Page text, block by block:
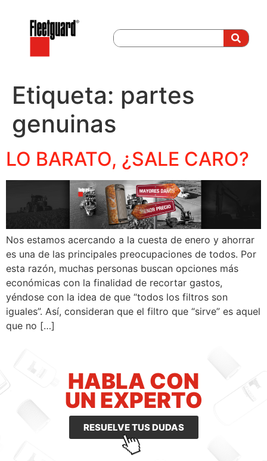
Etiqueta: partes
genuinas
LO BARATO, ¿SALE CARO?
Nos estamos acercando a la cuesta de enero y ahorrar
es una de las principales preocupaciones de todos. Por
esta razón, muchas personas buscan opciones más
económicas con la finalidad de recortar gastos,
yéndose con la idea de que “todos los filtros son
iguales”. Así, consideran que el filtro que “sirve” es aquel
que no […]
HABLA CON
UN EXPERTO
RESUELVE TUS DUDAS